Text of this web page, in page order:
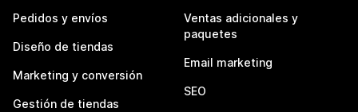
Pedidos y envíos
Diseño de tiendas
Marketing y conversión
Gestión de tiendas
Ventas adicionales y
paquetes
Email marketing
SEO